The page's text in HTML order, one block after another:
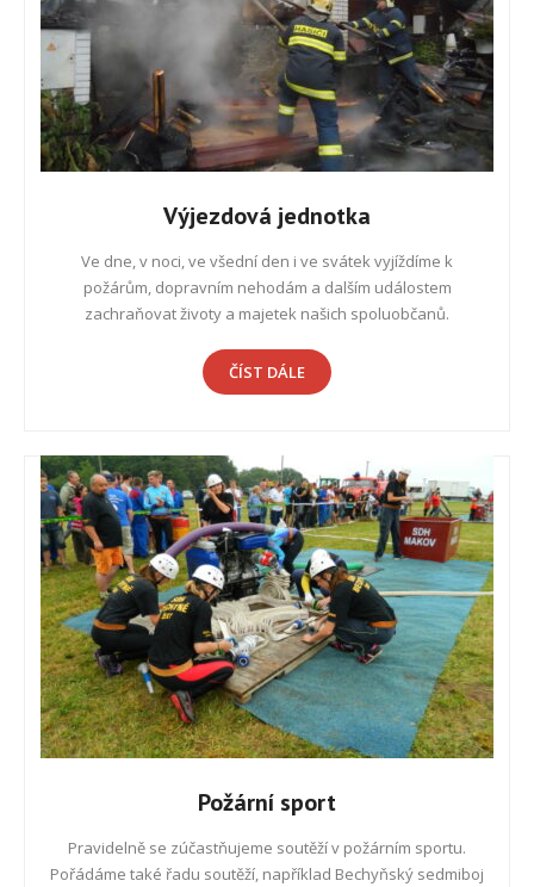
Výjezdová jednotka
Ve dne, v noci, ve všední den i ve svátek vyjíždíme k
požárům, dopravním nehodám a dalším událostem
zachraňovat životy a majetek našich spoluobčanů.
ČÍST DÁLE
Požární sport
Pravidelně se zúčastňujeme soutěží v požárním sportu.
Pořádáme také řadu soutěží, například Bechyňský sedmiboj